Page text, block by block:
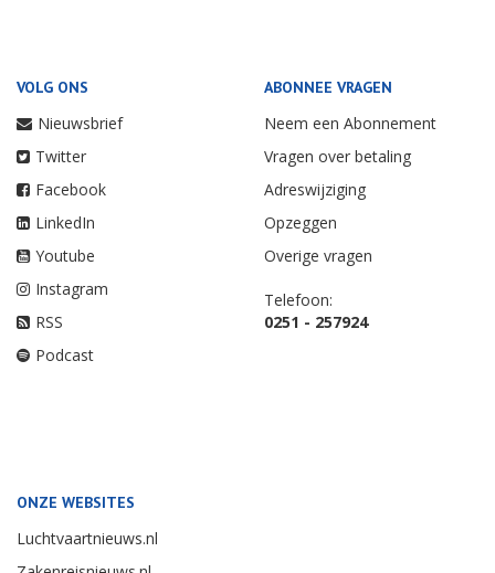
VOLG ONS
Nieuwsbrief
Twitter
Facebook
LinkedIn
Youtube
Instagram
RSS
Podcast
ABONNEE VRAGEN
Neem een Abonnement
Vragen over betaling
Adreswijziging
Opzeggen
Overige vragen
Telefoon:
0251 - 257924
ONZE WEBSITES
Luchtvaartnieuws.nl